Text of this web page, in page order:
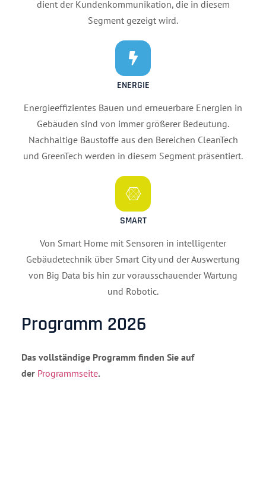
dient der Kundenkommunikation, die in diesem
Segment gezeigt wird.
ENERGIE
Energieeffizientes Bauen und erneuerbare Energien in
Gebäuden sind von immer größerer Bedeutung.
Nachhaltige Baustoffe aus den Bereichen CleanTech
und GreenTech werden in diesem Segment präsentiert.
SMART
Von Smart Home mit Sensoren in intelligenter
Gebäudetechnik über Smart City und der Auswertung
von Big Data bis hin zur vorausschauender Wartung
und Robotic.
Programm 2026
Das vollständige Programm finden Sie auf
der Programmseite.